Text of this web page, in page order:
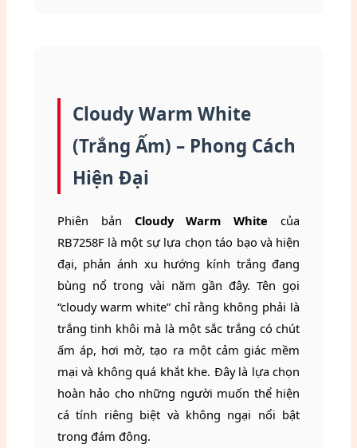
Cloudy Warm White
(Trắng Ấm) – Phong Cách
Hiện Đại
Phiên bản Cloudy Warm White của
RB7258F là một sự lựa chọn táo bạo và hiện
đại, phản ánh xu hướng kính trắng đang
bùng nổ trong vài năm gần đây. Tên gọi
“cloudy warm white” chỉ rằng không phải là
trắng tinh khôi mà là một sắc trắng có chút
ấm áp, hơi mờ, tạo ra một cảm giác mềm
mại và không quá khắt khe. Đây là lựa chọn
hoàn hảo cho những người muốn thể hiện
cá tính riêng biệt và không ngại nổi bật
trong đám đông.